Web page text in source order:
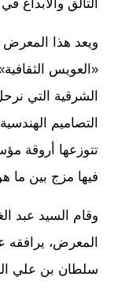
التألق والابداع
ويعد هذا المعرض
«العويس
الشرقية التي
تتوزعها أروقة
فيها مزج بين ما
وقام السيد عبد
المعرض، يرافقه
سلطان بن علي